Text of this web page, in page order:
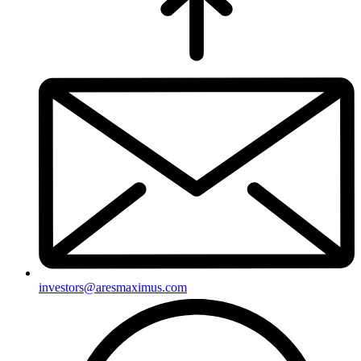
investors@aresmaximus.com